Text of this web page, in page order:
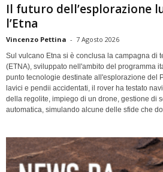
Il futuro dell’esplorazione
l’Etna
Vincenzo Pettina - 7 Agosto 2026
Sul vulcano Etna si è conclusa la campagna di
(ETNA), sviluppato nell'ambito del programma
punto tecnologie destinate all'esplorazione del
lavici e pendii accidentati, il rover ha testato
della regolite, impiego di un drone, gestione di
automatica, simulando alcune delle sfide che